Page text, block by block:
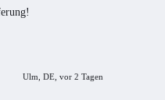
Ulm, DE, vor 2 Tagen